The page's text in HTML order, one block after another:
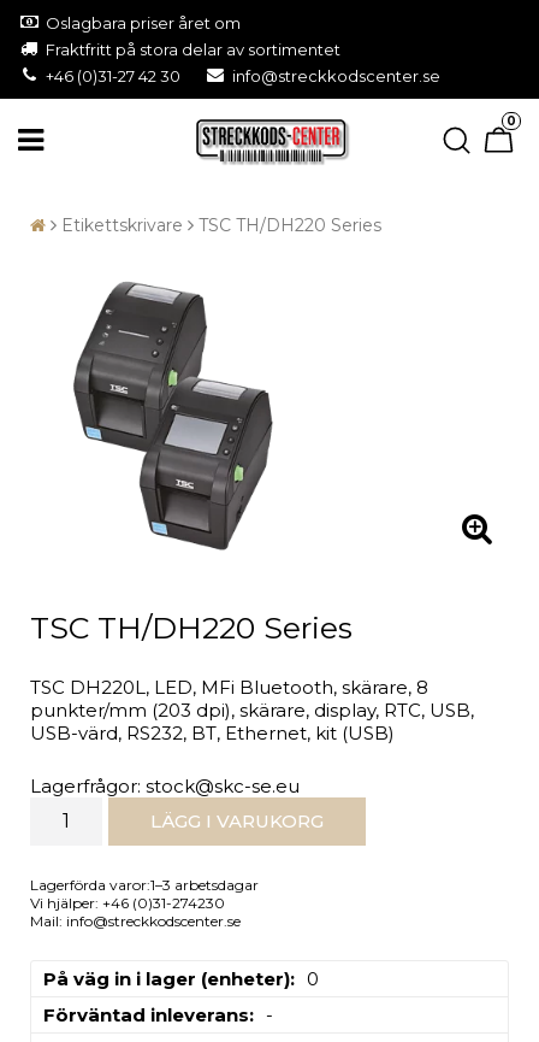
Oslagbara priser året om
Fraktfritt på stora delar av sortimentet
+46 (0)31-27 42 30
info@streckkodscenter.se
0
Etikettskrivare TSC TH/DH220 Series
TSC TH/DH220 Series
TSC DH220L, LED, MFi Bluetooth, skärare, 8
punkter/mm (203 dpi), skärare, display, RTC, USB,
USB-värd, RS232, BT, Ethernet, kit (USB)
Lagerfrågor: stock@skc-se.eu
LÄGG I VARUKORG
Lagerförda varor:1–3 arbetsdagar
Vi hjälper: +46 (0)31-274230
Mail: info@streckkodscenter.se
På väg in i lager (enheter)
0
Förväntad inleverans
-